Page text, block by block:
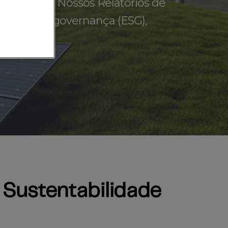
Nossos Relatórios de
e de governança (ESG),
Sustentabilidade